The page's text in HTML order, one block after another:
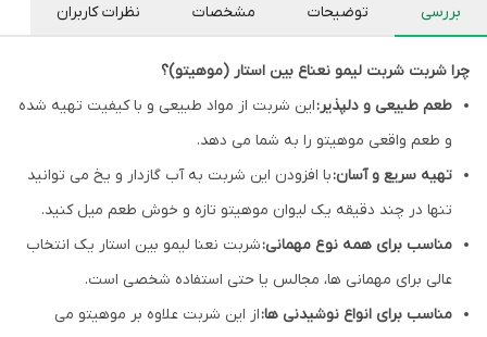
بررسی توضیحات مشخصات نظرات کاربران
چرا شربت شربت لیمو نعناع بین استار (موهیتو)؟
طعم طبیعی و دلپذیر:این شربت از مواد طبیعی و با کیفیت تهیه شده
و طعم واقعی موهیتو را به شما می دهد.
تهیه سریع و آسان:با افزودن این شربت به آب گازدار و یخ می توانید
تنها در چند دقیقه یک لیوان موهیتو تازه و خوش طعم میل کنید.
مناسب برای همه نوع مهمانی:شربت نعنا لیمو بین استار یک انتخاب
عالی برای مهمانی ها، مجالس یا حتی استفاده شخصی است.
مناسب برای انواع نوشیدنی ها:از این شربت علاوه بر موهیتو می